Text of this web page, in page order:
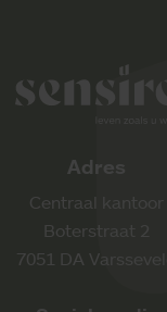
Adres
Centraal kantoor
Boterstraat 2
7051 DA Varsseveld